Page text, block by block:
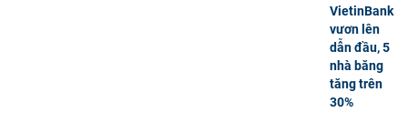
VietinBank
vươn lên
dẫn đầu, 5
nhà băng
tăng trên
30%